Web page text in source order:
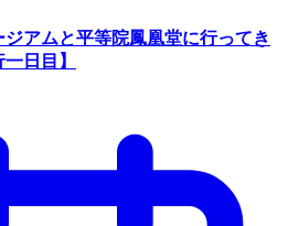
アムと平等院鳳凰堂に行ってき
日目】